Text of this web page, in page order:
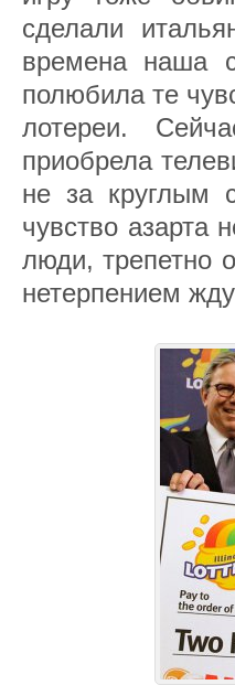
сделали
времена наша
полюбила те
лотереи.
приобрела
не за круглым
чувство азарта
люди, трепетно
нетерпением